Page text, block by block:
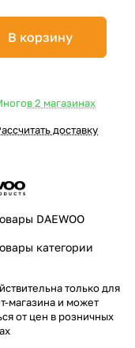
В корзину
в 2 магазинах
доставку
DAEWOO
категории
только для
магазина и может
от цен в розничных